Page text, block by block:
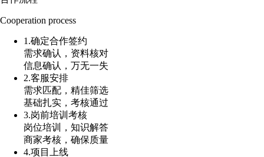
Cooperation process
1.确定合作签约
需求确认，资料核对
信息确认，万无一失
2.客服安排
需求匹配，精佳筛选
基础扎实，考核通过
3.岗前培训考核
岗位培训，知识解答
商家考核，确保质量
4.项目上线